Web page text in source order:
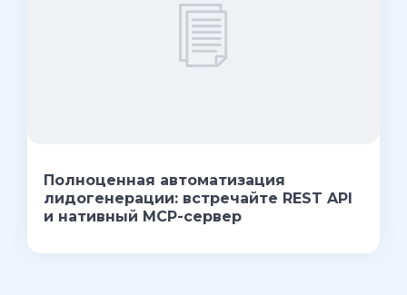
Полноценная автоматизация
лидогенерации: встречайте REST API
и нативный MCP-сервер